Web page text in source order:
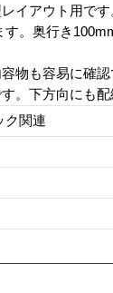
イアウト用です
。奥行き
物も容易に確認
。下方向にも
ク関連